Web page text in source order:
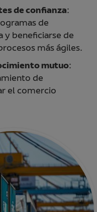
de confianza:
de
y beneficiarse de
más ágiles.
mutuo:
de
el comercio